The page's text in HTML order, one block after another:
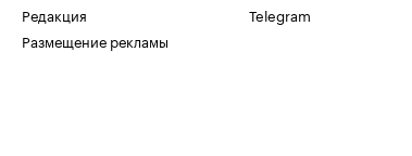
Редакция
Размещение рекламы
Telegram